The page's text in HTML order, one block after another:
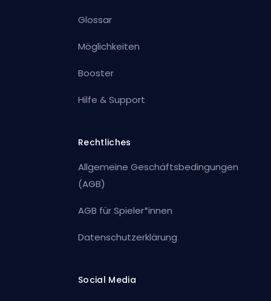
Glossar
Möglichkeiten
Booster
Hilfe & Support
Rechtliches
Allgemeine Geschäftsbedingungen
(AGB)
AGB für Spieler*innen
Datenschutzerklärung
Social Media